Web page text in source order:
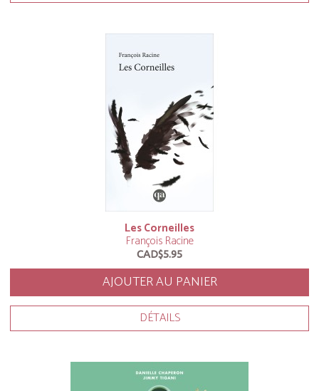
Les Corneilles
François Racine
CAD$5.95
AJOUTER AU PANIER
DÉTAILS